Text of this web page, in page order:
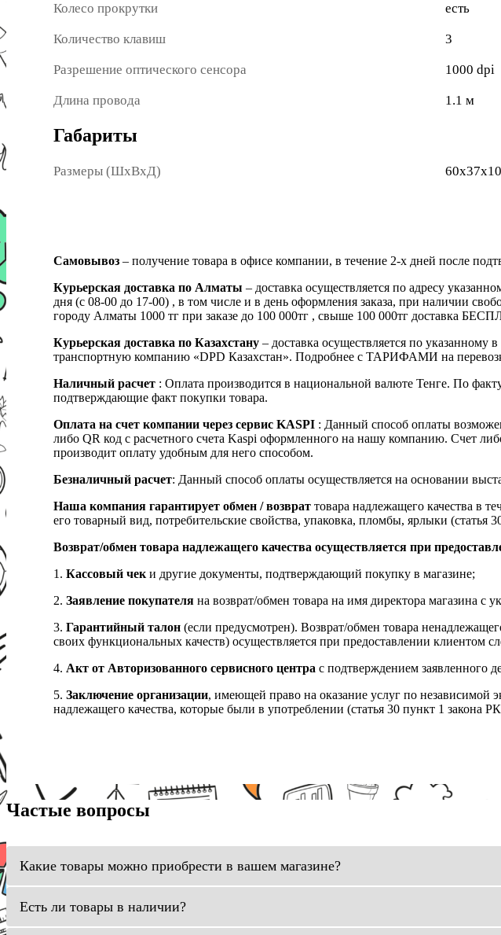
Колесо прокрутки есть
Количество клавиш 3
Разрешение оптического сенсора 1000 dpi
Длина провода 1.1 м
Габариты
Размеры (ШxВxД)
Самовывоз – получение товара в офисе компании, в течение 2-х дней после
Курьерская доставка по Алматы – доставка осуществляется по адресу
дня (с 08-00 до 17-00) , в том числе и в день оформления заказа, при наличии
городу Алматы 1000 тг при заказе до 100 000тг , свыше 100 000тг доставка
Курьерская доставка по Казахстану – доставка осуществляется по указанному
транспортную компанию «DPD Казахстан». Подробнее с ТАРИФАМИ на
Наличный расчет : Оплата производится в национальной валюте Тенге. По
подтверждающие факт покупки товара.
Оплата на счет компании через сервис KASPI : Данный способ оплаты
либо QR код с расчетного счета Kaspi оформленного на нашу компанию. Счет
производит оплату удобным для него способом.
Безналичный расчет: Данный способ оплаты осуществляется на основании
Наша компания гарантирует обмен / возврат товара надлежащего качества в
его товарный вид, потребительские свойства, упаковка, пломбы, ярлыки (статья
Возврат/обмен товара надлежащего качества осуществляется при
1. Кассовый чек и другие документы, подтверждающий покупку в магазине;
2. Заявление покупателя на возврат/обмен товара на имя директора магазина с
3. Гарантийный талон (если предусмотрен). Возврат/обмен товара
своих функциональных качеств) осуществляется при предоставлении клиентом
4. Акт от Авторизованного сервисного центра с подтверждением заявленного
5. Заключение организации, имеющей право на оказание услуг по независимой
надлежащего качества, которые были в употреблении (статья 30 пункт 1 закона
Частые вопросы
Какие товары можно приобрести в вашем магазине?
Есть ли товары в наличии?